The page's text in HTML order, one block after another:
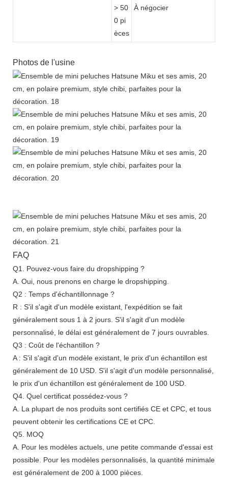
> 50
0 pi
èces
À négocier
Photos de l'usine
FAQ
Q1. Pouvez-vous faire du dropshipping ?
A. Oui, nous prenons en charge le dropshipping.
Q2 : Temps d'échantillonnage ?
R : S'il s'agit d'un modèle existant, l'expédition se fait
généralement sous 1 à 2 jours. S'il s'agit d'un modèle
personnalisé, le délai est généralement de 7 jours ouvrables.
Q3 : Coût de l'échantillon ?
A : S'il s'agit d'un modèle existant, le prix d'un échantillon est
généralement de 10 USD. S'il s'agit d'un modèle personnalisé,
le prix d'un échantillon est généralement de 100 USD.
Q4. Quel certificat possédez-vous ?
A. La plupart de nos produits sont certifiés CE et CPC, et tous
peuvent obtenir les certifications CE et CPC.
Q5. MOQ
A. Pour les modèles actuels, une petite commande d'essai est
possible. Pour les modèles personnalisés, la quantité minimale
est généralement de 200 à 1000 pièces.